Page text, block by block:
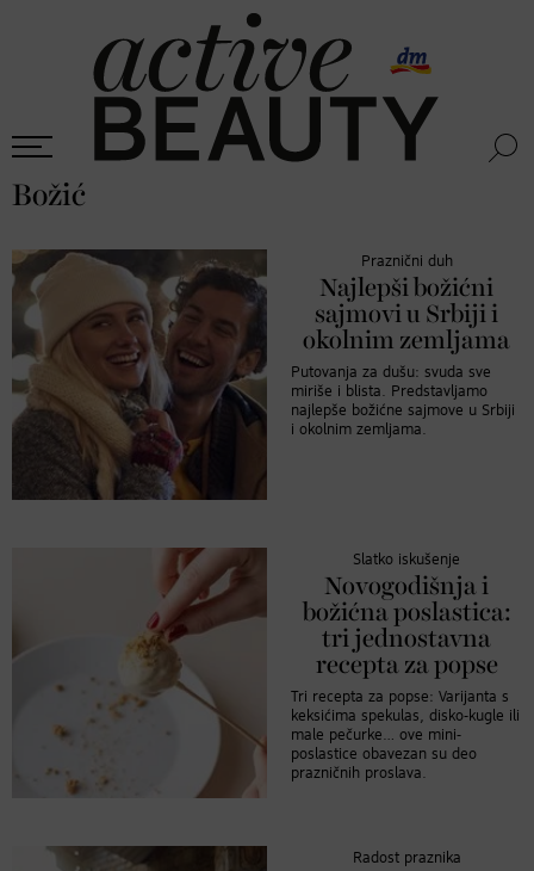
Božić
Praznični duh
Najlepši božićni
sajmovi u Srbiji i
okolnim zemljama
Putovanja za dušu: svuda sve
miriše i blista. Predstavljamo
najlepše božićne sajmove u Srbiji
i okolnim zemljama.
Slatko iskušenje
Novogodišnja i
božićna poslastica:
tri jednostavna
recepta za popse
Tri recepta za popse: Varijanta s
keksićima spekulas, disko-kugle ili
male pečurke… ove mini-
poslastice obavezan su deo
prazničnih proslava.
Radost praznika